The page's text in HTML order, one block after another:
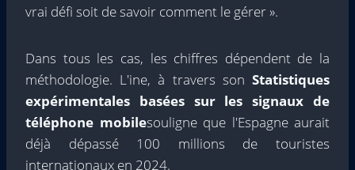
vrai défi soit de savoir comment le gérer ».
Dans tous les cas, les chiffres dépendent de la
méthodologie. L'ine, à travers son Statistiques
expérimentales basées sur les signaux de
téléphone mobilesouligne que l'Espagne aurait
déjà dépassé 100 millions de touristes
internationaux en 2024.